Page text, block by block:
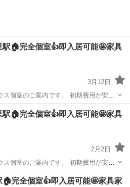
駅🏠完全個室👍即入居可能🤩家具
3月12日
ご案内です。 初期費用が安
に、公式LINE
シェアハウス
駅🏠完全個室👍即入居可能🤩家具
2月2日
ご案内です。 初期費用が安
に、公式LINE
シェアハウス 初期
🏠完全個室👍即入居可能🤩家具家